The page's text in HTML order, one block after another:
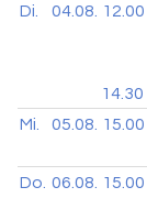
Di.
04.08. 12.00
14.30
Mi.
05.08. 15.00
Do. 06.08. 15.00